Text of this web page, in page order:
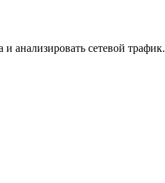
анализировать сетевой трафик.